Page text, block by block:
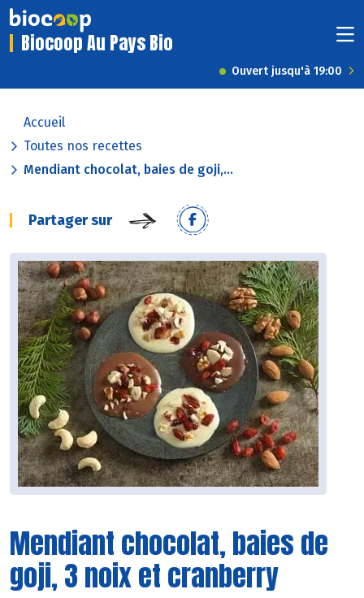
Biocoop Au Pays Bio
Ouvert jusqu'à 19:00
Accueil
Toutes nos recettes
Mendiant chocolat, baies de goji,...
Partager sur
Mendiant chocolat, baies de
goji, 3 noix et cranberry